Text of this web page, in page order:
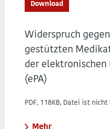
Download
Widerspruch
gestützten
der
(ePA)
PDF, 118KB, Datei ist
Mehr